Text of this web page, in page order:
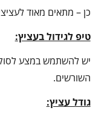
כן – מתאים מאוד
טיפ לגידול בעציץ:
יש להשתמש במצע
השורשים.
גודל עציץ: